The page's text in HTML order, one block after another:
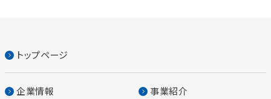
トップページ
企業情報 事業紹介